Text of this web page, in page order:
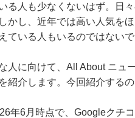
る人も少なくないはず。日
かし、近年では高い人気を
ている人もいるのではないで
人に向けて、All About ニュ
紹介します。今回紹介する
年6月時点で、Googleクチ